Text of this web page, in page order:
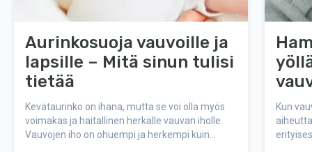
Aurinkosuoja vauvoille ja
lapsille – Mitä sinun tulisi
tietää
Kevätaurinko on ihana, mutta se voi olla myös
voimakas ja haitallinen herkälle vauvan iholle.
Vauvojen iho on ohuempi ja herkempi kuin
Kun